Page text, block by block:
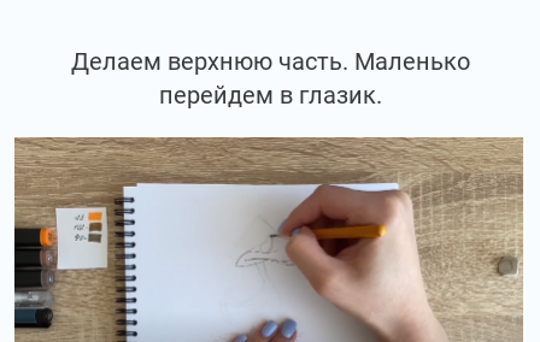
Делаем верхнюю часть. Маленько
перейдем в глазик.